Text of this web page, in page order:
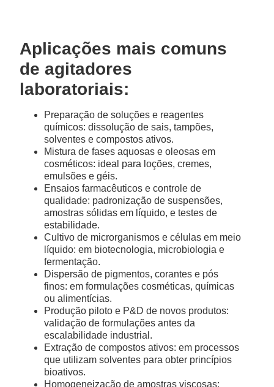
Aplicações mais comuns
de agitadores
laboratoriais:
Preparação de soluções e reagentes
químicos: dissolução de sais, tampões,
solventes e compostos ativos.
Mistura de fases aquosas e oleosas em
cosméticos: ideal para loções, cremes,
emulsões e géis.
Ensaios farmacêuticos e controle de
qualidade: padronização de suspensões,
amostras sólidas em líquido, e testes de
estabilidade.
Cultivo de microrganismos e células em meio
líquido: em biotecnologia, microbiologia e
fermentação.
Dispersão de pigmentos, corantes e pós
finos: em formulações cosméticas, químicas
ou alimentícias.
Produção piloto e P&D de novos produtos:
validação de formulações antes da
escalabilidade industrial.
Extração de compostos ativos: em processos
que utilizam solventes para obter princípios
bioativos.
Homogeneização de amostras viscosas: